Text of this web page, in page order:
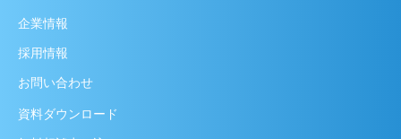
企業情報
採用情報
お問い合わせ
資料ダウンロード